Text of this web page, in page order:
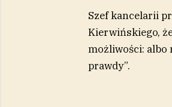
Szef kancelarii
Kierwińskiego,
możliwości: albo
prawdy”.